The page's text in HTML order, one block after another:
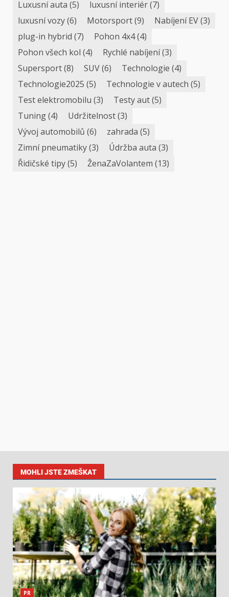
Luxusní auta (5) luxusní interiér(7)
luxusní vozy(6) Motorsport(9) Nabíjení EV(3)
plug-in hybrid (7) Pohon 4x4(4)
Pohon všech kol (4) Rychlé nabíjení(3)
Supersport(8) SUV(6) Technologie (4)
Technologie2025 (5) Technologie v autech (5)
Test elektromobilu (3) Testy aut(5)
Tuning(4) Udržitelnost(3)
Vývoj automobilů (6) zahrada (5)
Zimní pneumatiky(3) Údržba auta (3)
Řidičské tipy(5) ŽenaZaVolantem (13)
MOHLI JSTE ZMEŠKAT
PR